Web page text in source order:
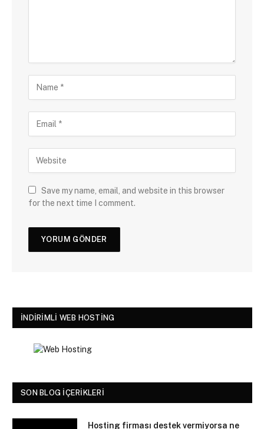
Save my name, email, and website in this browser
for the next time I comment.
İNDIRIMLI WEB HOSTING
SON BLOG İÇERIKLERI
Hosting firması destek vermiyorsa ne